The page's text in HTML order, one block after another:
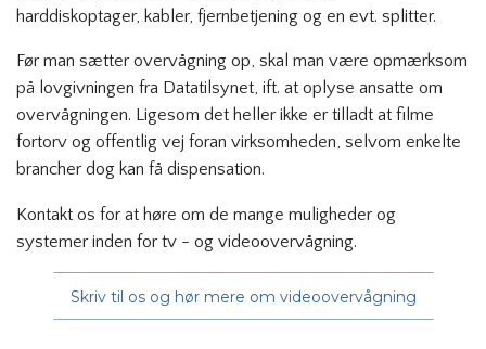
harddiskoptager, kabler, fjernbetjening og en evt. splitter.
Før man sætter overvågning op, skal man være opmærksom
på lovgivningen fra Datatilsynet, ift. at oplyse ansatte om
overvågningen. Ligesom det heller ikke er tilladt at filme
fortorv og offentlig vej foran virksomheden, selvom enkelte
brancher dog kan få dispensation.
Kontakt os for at høre om de mange muligheder og
systemer inden for tv - og videoovervågning.
Skriv til os og hør mere om videoovervågning